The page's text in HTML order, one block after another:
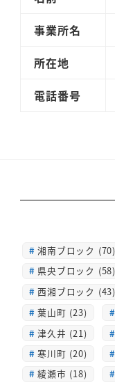
事業所名
所在地
電話番号
湘南ブロック (70)
県央ブロック (58)
西湘ブロック (43)
葉山町 (23)
津久井 (21)
寒川町 (20)
綾瀬市 (18)